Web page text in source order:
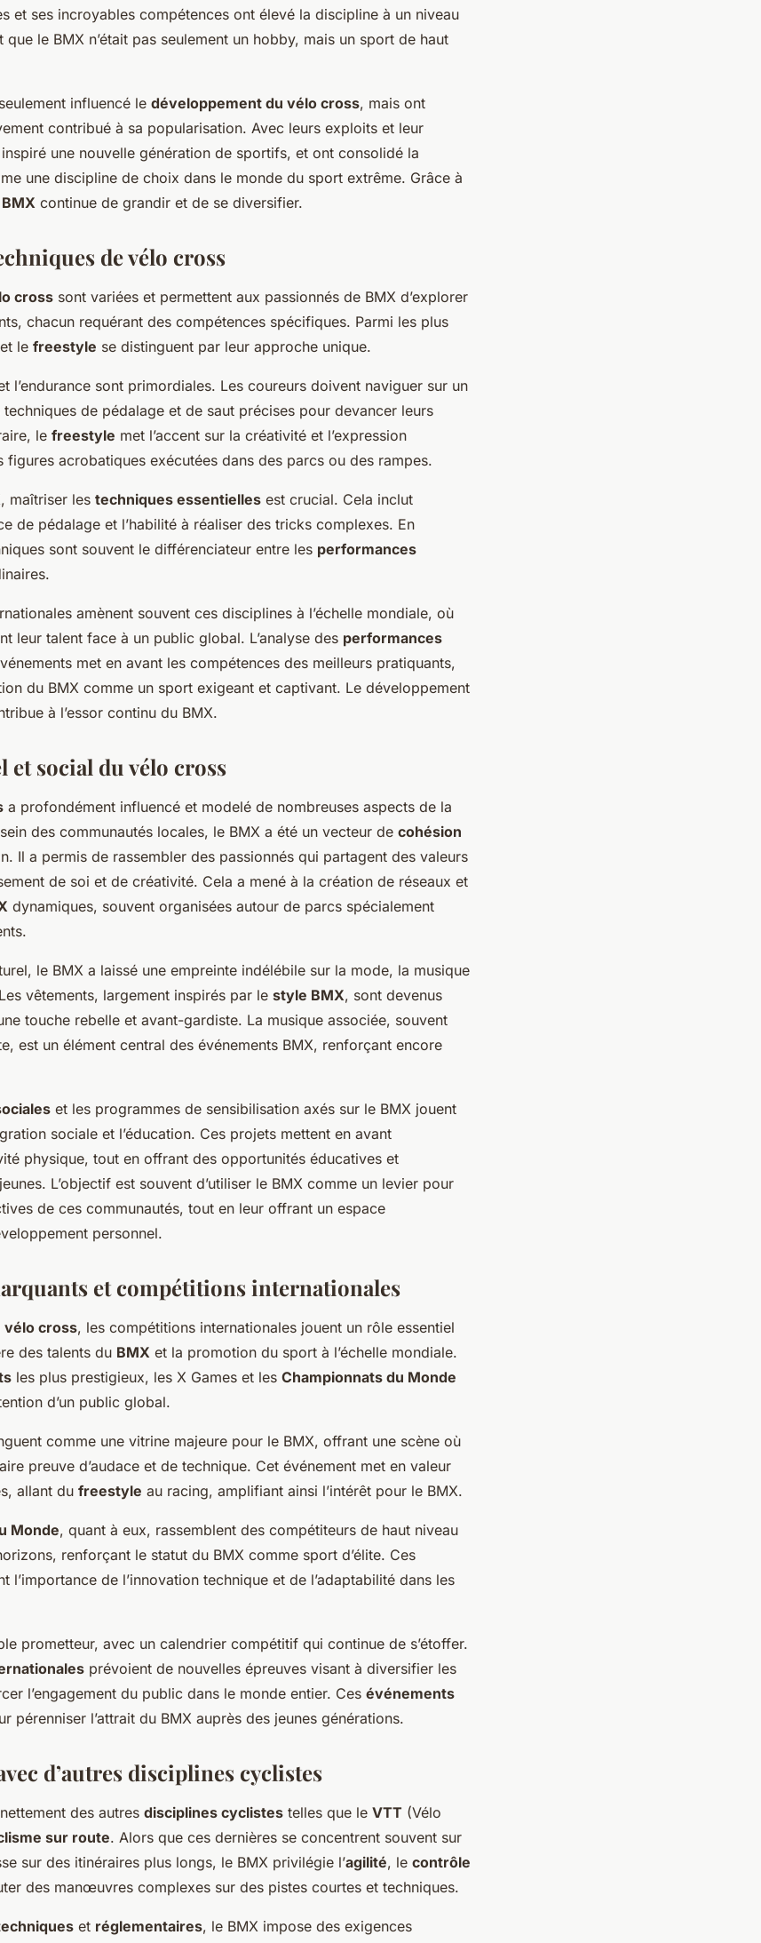
et ses incroyables compétences ont élevé la discipline à un niveau
que le BMX n’était pas seulement un hobby, mais un sport de haut
influencé le développement du vélo cross, mais ont
contribué à sa popularisation. Avec leurs exploits et leur
une nouvelle génération de sportifs, et ont consolidé la
une discipline de choix dans le monde du sport extrême. Grâce à
continue de grandir et de se diversifier.
de vélo cross
cross sont variées et permettent aux passionnés de BMX d’explorer
chacun requérant des compétences spécifiques. Parmi les plus
et le freestyle se distinguent par leur approche unique.
l’endurance sont primordiales. Les coureurs doivent naviguer sur un
de pédalage et de saut précises pour devancer leurs
le freestyle met l’accent sur la créativité et l’expression
figures acrobatiques exécutées dans des parcs ou des rampes.
maîtriser les techniques essentielles est crucial. Cela inclut
de pédalage et l’habilité à réaliser des tricks complexes. En
sont souvent le différenciateur entre les performances
amènent souvent ces disciplines à l’échelle mondiale, où
leur talent face à un public global. L’analyse des performances
met en avant les compétences des meilleurs pratiquants,
du BMX comme un sport exigeant et captivant. Le développement
à l’essor continu du BMX.
social du vélo cross
a profondément influencé et modelé de nombreuses aspects de la
des communautés locales, le BMX a été un vecteur de cohésion
Il a permis de rassembler des passionnés qui partagent des valeurs
de soi et de créativité. Cela a mené à la création de réseaux et
dynamiques, souvent organisées autour de parcs spécialement
le BMX a laissé une empreinte indélébile sur la mode, la musique
vêtements, largement inspirés par le style BMX, sont devenus
touche rebelle et avant-gardiste. La musique associée, souvent
est un élément central des événements BMX, renforçant encore
et les programmes de sensibilisation axés sur le BMX jouent
sociale et l’éducation. Ces projets mettent en avant
physique, tout en offrant des opportunités éducatives et
L’objectif est souvent d’utiliser le BMX comme un levier pour
de ces communautés, tout en leur offrant un espace
personnel.
et compétitions internationales
vélo cross, les compétitions internationales jouent un rôle essentiel
des talents du BMX et la promotion du sport à l’échelle mondiale.
les plus prestigieux, les X Games et les Championnats du Monde
d’un public global.
comme une vitrine majeure pour le BMX, offrant une scène où
preuve d’audace et de technique. Cet événement met en valeur
allant du freestyle au racing, amplifiant ainsi l’intérêt pour le BMX.
Monde, quant à eux, rassemblent des compétiteurs de haut niveau
renforçant le statut du BMX comme sport d’élite. Ces
l’importance de l’innovation technique et de l’adaptabilité dans les
prometteur, avec un calendrier compétitif qui continue de s’étoffer.
prévoient de nouvelles épreuves visant à diversifier les
l’engagement du public dans le monde entier. Ces événements
pérenniser l’attrait du BMX auprès des jeunes générations.
d’autres disciplines cyclistes
des autres disciplines cyclistes telles que le VTT (Vélo
sur route. Alors que ces dernières se concentrent souvent sur
sur des itinéraires plus longs, le BMX privilégie l’agilité, le contrôle
des manœuvres complexes sur des pistes courtes et techniques.
et réglementaires, le BMX impose des exigences